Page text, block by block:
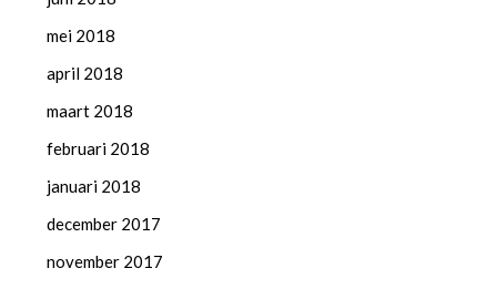
mei 2018
april 2018
maart 2018
februari 2018
januari 2018
december 2017
november 2017